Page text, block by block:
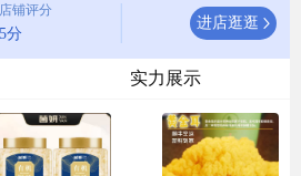
店铺评分
5分
进店逛逛
实力展示